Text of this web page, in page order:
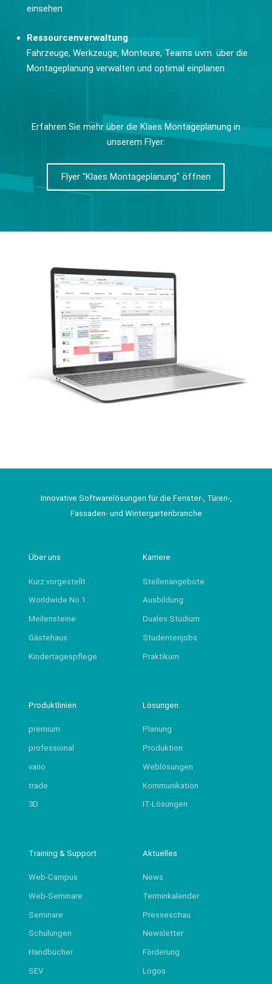
einsehen
Ressourcenverwaltung
Fahrzeuge, Werkzeuge, Monteure, Teams uvm. über die
Montageplanung verwalten und optimal einplanen
Erfahren Sie mehr über die Klaes Montageplanung in
unserem Flyer:
Flyer "Klaes Montageplanung" öffnen
Innovative Softwarelösungen für die Fenster-, Türen-,
Fassaden- und Wintergartenbranche
Über uns
Kurz vorgestellt
Worldwide No.1
Meilensteine
Gästehaus
Kindertagespflege
Karriere
Stellenangebote
Ausbildung
Duales Studium
Studentenjobs
Praktikum
Produktlinien
premium
professional
vario
trade
3D
Lösungen
Planung
Produktion
Weblösungen
Kommunikation
IT-Lösungen
Training & Support
Web-Campus
Web-Seminare
Seminare
Schulungen
Handbücher
SEV
Aktuelles
News
Terminkalender
Presseschau
Newsletter
Förderung
Logos